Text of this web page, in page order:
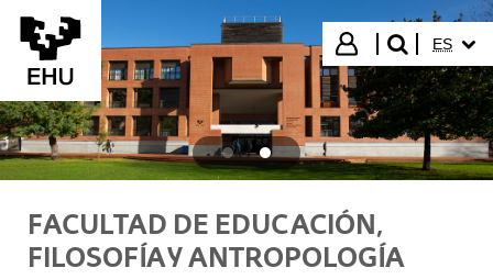
Saltar al contenido principal
Iniciar sesión
buscar"
ES
FACULTAD DE EDUCACIÓN,
FILOSOFÍA Y ANTROPOLOGÍA